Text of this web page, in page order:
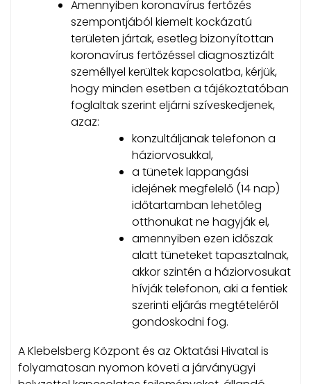
Amennyiben koronavírus fertőzés
szempontjából kiemelt kockázatú
területen jártak, esetleg bizonyítottan
koronavírus fertőzéssel diagnosztizált
személlyel kerültek kapcsolatba, kérjük,
hogy minden esetben a tájékoztatóban
foglaltak szerint eljárni szíveskedjenek,
azaz:
konzultáljanak telefonon a
háziorvosukkal,
a tünetek lappangási
idejének megfelelő (14 nap)
időtartamban lehetőleg
otthonukat ne hagyják el,
amennyiben ezen időszak
alatt tüneteket tapasztalnak,
akkor szintén a háziorvosukat
hívják telefonon, aki a fentiek
szerinti eljárás megtételéről
gondoskodni fog.
A Klebelsberg Központ és az Oktatási Hivatal is
folyamatosan nyomon követi a járványügyi